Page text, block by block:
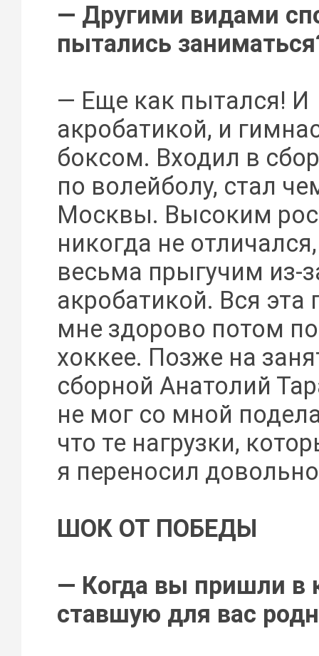
— Другими видами
пытались
— Еще как пытался! И
акробатикой, и
боксом. Входил в
по волейболу, стал
Москвы. Высоким
никогда не
весьма прыгучим из-
акробатикой. Вся эта
мне здорово потом
хоккее. Позже на
сборной Анатолий
не мог со мной
что те нагрузки,
я переносил
ШОК ОТ ПОБЕДЫ
— Когда вы пришли в
ставшую для вас